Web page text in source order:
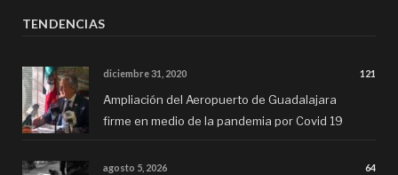
TENDENCIAS
diciembre 31, 2020 121
Ampliación del Aeropuerto de Guadalajara
firme en medio de la pandemia por Covid 19
agosto 5, 2026 64